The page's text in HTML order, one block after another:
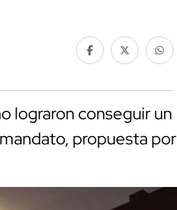
lograron conseguir un
propuesta por